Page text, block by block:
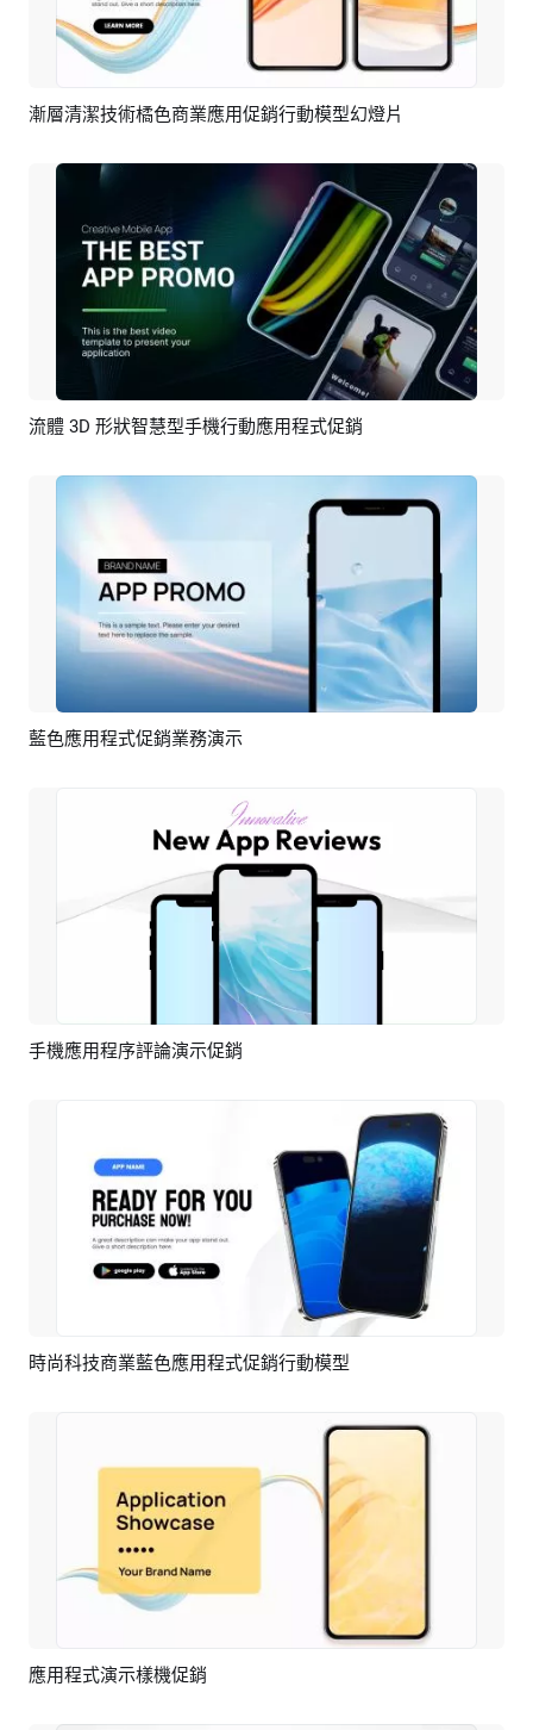
預覽 AI剪同款
漸層清潔技術橘色商業應用促銷行動模型幻燈片
預覽 AI剪同款
流體 3D 形狀智慧型手機行動應用程式促銷
預覽
藍色應用程式促銷業務演示
預覽
手機應用程序評論演示促銷
預覽 AI剪同款
時尚科技商業藍色應用程式促銷行動模型
預覽
應用程式演示樣機促銷